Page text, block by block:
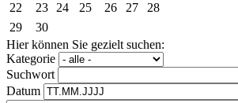
22
23 24 25 26 27
28
29
30
Hier können Sie gezielt suchen:
Kategorie
Suchwort
Datum